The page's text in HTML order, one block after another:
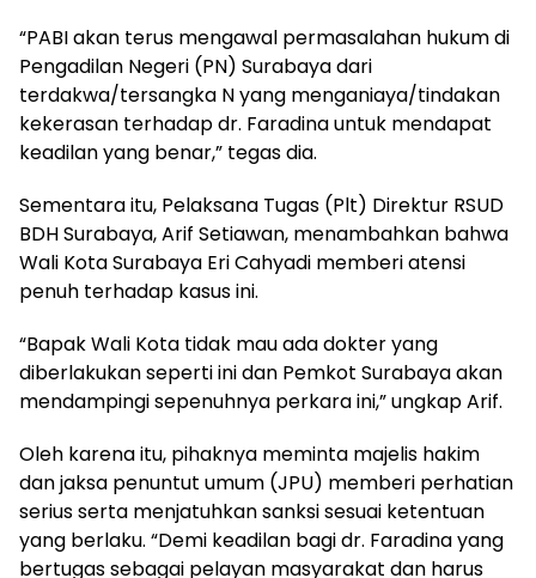
“PABI akan terus mengawal permasalahan hukum di
Pengadilan Negeri (PN) Surabaya dari
terdakwa/tersangka N yang menganiaya/tindakan
kekerasan terhadap dr. Faradina untuk mendapat
keadilan yang benar,” tegas dia.
Sementara itu, Pelaksana Tugas (Plt) Direktur RSUD
BDH Surabaya, Arif Setiawan, menambahkan bahwa
Wali Kota Surabaya Eri Cahyadi memberi atensi
penuh terhadap kasus ini.
“Bapak Wali Kota tidak mau ada dokter yang
diberlakukan seperti ini dan Pemkot Surabaya akan
mendampingi sepenuhnya perkara ini,” ungkap Arif.
Oleh karena itu, pihaknya meminta majelis hakim
dan jaksa penuntut umum (JPU) memberi perhatian
serius serta menjatuhkan sanksi sesuai ketentuan
yang berlaku. “Demi keadilan bagi dr. Faradina yang
bertugas sebagai pelayan masyarakat dan harus